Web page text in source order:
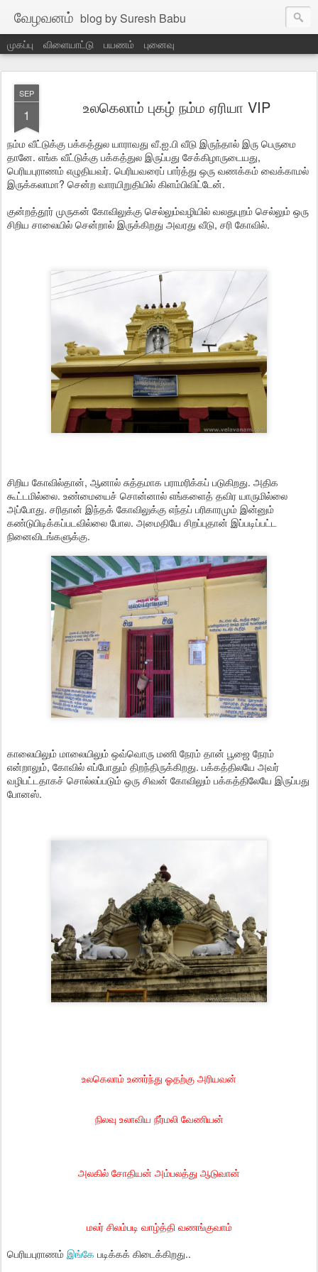
வேழவனம் blog by Suresh Babu
முகப்பு விளையாட்டு பயணம் புனைவு
SEP
1 உலகெலாம் புகழ் நம்ம ஏரியா VIP
நம்ம வீட்டுக்கு பக்கத்துல யாராவது வீ.ஐ.பி வீடு இருந்தால் இரு பெருமை
தானே. எங்க வீட்டுக்கு பக்கத்துல இருப்பது சேக்கிழாருடையது,
பெரியபுராணம் எழுதியவர். பெரியவரைப் பார்த்து ஒரு வணக்கம் வைக்காமல்
இருக்கலாமா? சென்ற வாரயிறுதியில் கிளம்பிவிட்டேன்.
குன்றத்தூர் முருகன் கோவிலுக்கு செல்லும்வழியில் வலதுபுறம் செல்லும் ஒரு
சிறிய சாலையில் சென்றால் இருக்கிறது அவரது வீடு, சரி கோவில்.
சிறிய கோவில்தான், ஆனால் சுத்தமாக பராமரிக்கப் படுகிறது. அதிக
கூட்டமில்லை. உண்மையைச் சொன்னால் எங்களைத் தவிர யாருமில்லை
அப்போது. சரிதான் இந்தக் கோவிலுக்கு எந்தப் பரிகாரமும் இன்னும்
கண்டுபிடிக்கப்படவில்லை போல. அமைதியே சிறப்புதான் இப்படிப்பட்ட
நினைவிடங்களுக்கு.
காலையிலும் மாலையிலும் ஒவ்வொரு மணி நேரம் தான் பூஜை நேரம்
என்றாலும், கோவில் எப்போதும் திறந்திருக்கிறது. பக்கத்திலயே அவர்
வழிபட்டதாகச் சொல்லப்படும் ஒரு சிவன் கோவிலும் பக்கத்திலேயே இருப்பது
போனஸ்.
உலகெலாம் உணர்ந்து ஓதற்கு அரியவன்
நிலவு உலாவிய நீர்மலி வேணியன்
அலகில் சோதியன் அம்பலத்து ஆடுவான்
மலர் சிலம்படி வாழ்த்தி வணங்குவாம்
பெரியபுராணம் இங்கே படிக்கக் கிடைக்கிறது..